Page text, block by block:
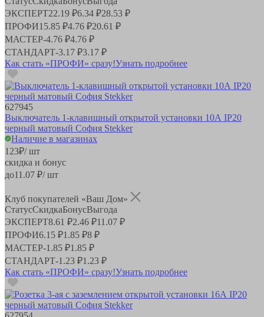
ЭКСПЕРТ22.19 ₽6.34 ₽28.53 ₽
ПРОФИ15.85 ₽4.76 ₽20.61 ₽
МАСТЕР-4.76 ₽4.76 ₽
СТАНДАРТ-3.17 ₽3.17 ₽
Как стать «ПРОФИ» сразу!Узнать подробнее
627945
Выключатель 1-клавишный открытой установки 10А IP20
черный матовый София Stekker
Наличие в магазинах
123₽/ шт
скидка и бонус
до11.07 ₽/ шт
Клуб покупателей «Ваш Дом»
СтатусСкидкаБонусВыгода
ЭКСПЕРТ8.61 ₽2.46 ₽11.07 ₽
ПРОФИ6.15 ₽1.85 ₽8 ₽
МАСТЕР-1.85 ₽1.85 ₽
СТАНДАРТ-1.23 ₽1.23 ₽
Как стать «ПРОФИ» сразу!Узнать подробнее